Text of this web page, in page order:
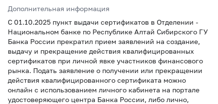
Дополнительная информация
С 01.10.2025 пункт выдачи сертификатов в Отделении -
Национальном банке по Республике Алтай Сибирского ГУ
Банка России прекратил прием заявлений на создание,
выдачу и прекращение действия квалифицированных
сертификатов при личной явке участников финансового
рынка. Подать заявление о получении или прекращении
действия квалифицированного сертификата можно
онлайн с использованием личного кабинета на портале
удостоверяющего центра Банка России, либо лично,